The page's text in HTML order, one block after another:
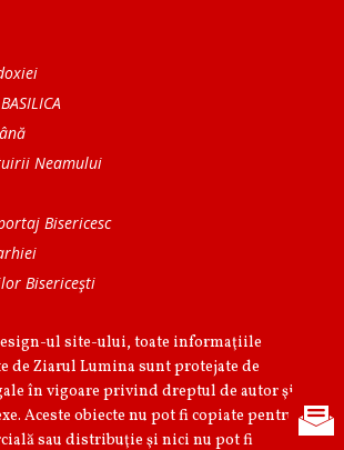
Neamului
Bisericesc
Bisericeşti
ul site-ului, toate informaţiile
de Ziarul Lumina sunt protejate de
în vigoare privind dreptul de autor şi
Aceste obiecte nu pot fi copiate pentru
sau distribuţie şi nici nu pot fi